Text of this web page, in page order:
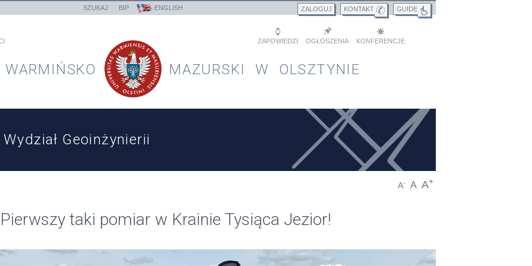
SZUKAJ BIP ENGLISH GUIDE
KONTAKT
ZALOGUJ
KONFERENCJE
OGŁOSZENIA
ZAPOWIEDZI
WARMIŃSKO MAZURSKI W OLSZTYNIE
Wydział Geoinżynierii
A- A A+
Pierwszy taki pomiar w Krainie Tysiąca Jezior!